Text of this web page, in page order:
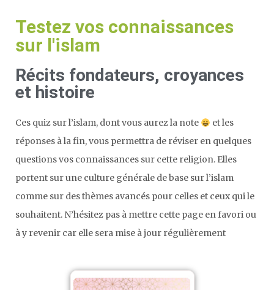
Testez vos connaissances
sur l'islam
Récits fondateurs, croyances
et histoire
Ces quiz sur l’islam, dont vous aurez la note
et les
réponses à la fin, vous permettra de réviser en quelques
questions vos connaissances sur cette religion. Elles
portent sur une culture générale de base sur l’islam
comme sur des thèmes avancés pour celles et ceux qui le
souhaitent. N’hésitez pas à mettre cette page en favori ou
à y revenir car elle sera mise à jour régulièrement